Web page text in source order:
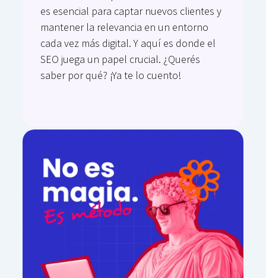
es esencial para captar nuevos clientes y
mantener la relevancia en un entorno
cada vez más digital. Y aquí es donde el
SEO juega un papel crucial. ¿Querés
saber por qué? ¡Ya te lo cuento!